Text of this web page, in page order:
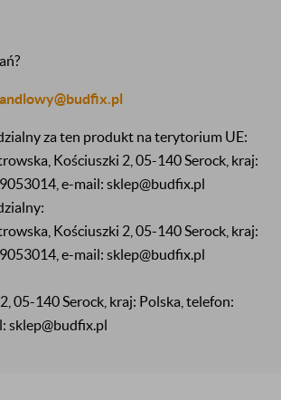
za ten produkt na terytorium UE:
Kościuszki 2, 05-140 Serock, kraj:
e-mail: sklep@budfix.pl
Kościuszki 2, 05-140 Serock, kraj:
e-mail: sklep@budfix.pl
05-140 Serock, kraj: Polska, telefon:
sklep@budfix.pl